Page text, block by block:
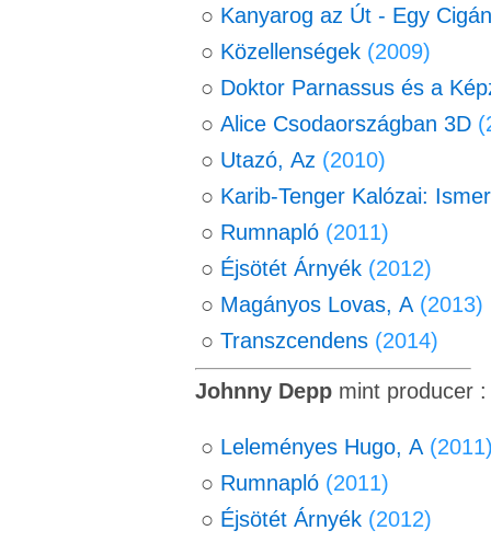
○
Kanyarog az Út
○ Közellenségek (2009)
○ Doktor Parnassus és a
○ Alice Csodaországban 3D
○ Utazó, Az (2010)
○ Karib-Tenger Kalózai:
○ Rumnapló (2011)
○ Éjsötét Árnyék (2012)
○ Magányos Lovas, A (2013)
○ Transzcendens (2014)
Johnny Deppmint producer
○ Leleményes Hugo, A
○ Rumnapló (2011)
○ Éjsötét Árnyék (2012)